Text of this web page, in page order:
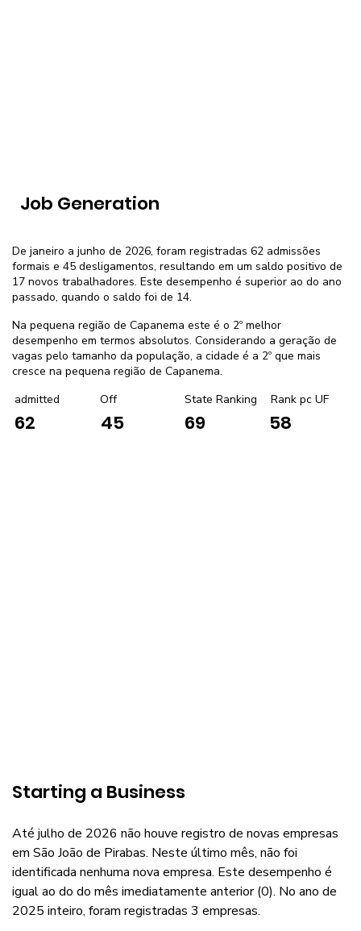
Job Generation
De janeiro a junho de 2026, foram registradas 62 admissões
formais e 45 desligamentos, resultando em um saldo positivo de
17 novos trabalhadores. Este desempenho é superior ao do ano
passado, quando o saldo foi de 14.
Na pequena região de Capanema este é o 2º melhor
desempenho em termos absolutos. Considerando a geração de
vagas pelo tamanho da população, a cidade é a 2º que mais
cresce na pequena região de Capanema.
admitted
62
Off
45
State Ranking
69
Rank pc UF
58
Starting a Business
Até julho de 2026 não houve registro de novas empresas
em São João de Pirabas. Neste último mês, não foi
identificada nenhuma nova empresa. Este desempenho é
igual ao do do mês imediatamente anterior (0). No ano de
2025 inteiro, foram registradas 3 empresas.